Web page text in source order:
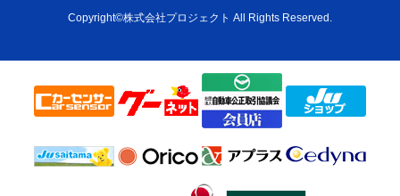
Copyright©株式会社プロジェクト All Rights Reserved.